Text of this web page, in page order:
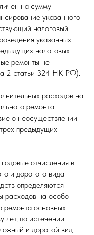
на сумму
указанного
налоговый
указанных
налоговых
ремонты не
2 статьи 324 НК РФ).
расходов на
ремонта
о неосуществлении
предыдущих
отчисления в
и дорогого вида
определяются
расходов на особо
ремонта основных
лет, по истечении
и дорогой вид